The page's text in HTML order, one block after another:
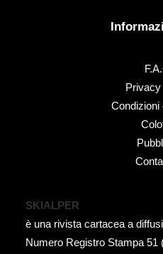
Condizioni
SKIALPER
è una rivista cartacea a
Numero Registro Stampa 51